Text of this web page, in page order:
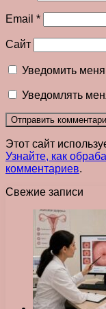
Email *
Сайт
Уведомить
Уведомлять
Этот сайт
Узнайте, как
комментариев.
Свежие записи